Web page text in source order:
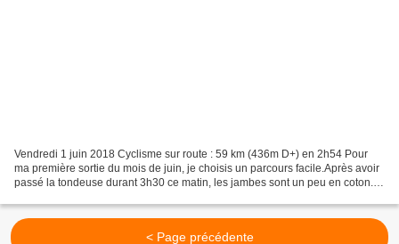
Vendredi 1 juin 2018 Cyclisme sur route : 59 km (436m D+) en 2h54 Pour
ma première sortie du mois de juin, je choisis un parcours facile.Après avoir
passé la tondeuse durant 3h30 ce matin, les jambes sont un peu en coton. Il
< Page précédente